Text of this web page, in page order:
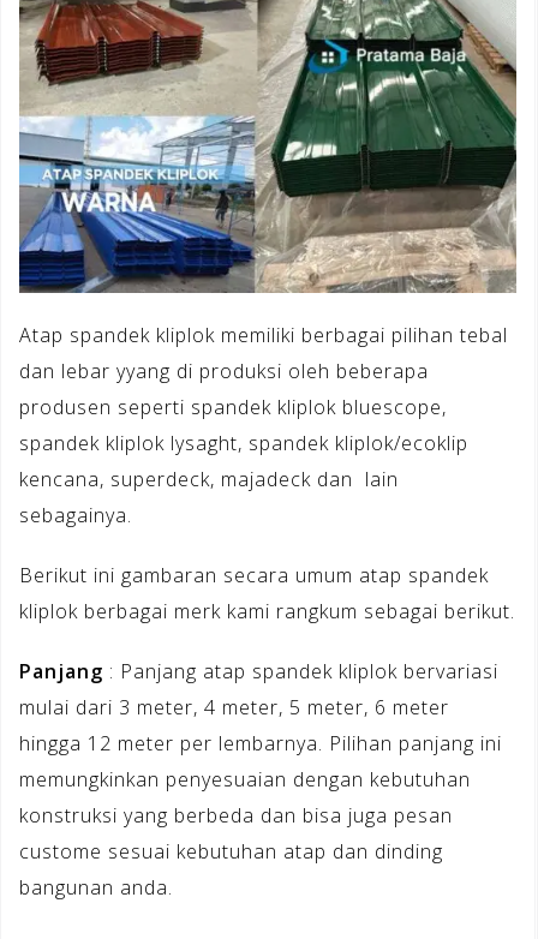
Atap spandek kliplok memiliki berbagai pilihan tebal
dan lebar yyang di produksi oleh beberapa
produsen seperti spandek kliplok bluescope,
spandek kliplok lysaght, spandek kliplok/ecoklip
kencana, superdeck, majadeck dan lain
sebagainya.
Berikut ini gambaran secara umum atap spandek
kliplok berbagai merk kami rangkum sebagai berikut.
Panjang : Panjang atap spandek kliplok bervariasi
mulai dari 3 meter, 4 meter, 5 meter, 6 meter
hingga 12 meter per lembarnya. Pilihan panjang ini
memungkinkan penyesuaian dengan kebutuhan
konstruksi yang berbeda dan bisa juga pesan
custome sesuai kebutuhan atap dan dinding
bangunan anda.